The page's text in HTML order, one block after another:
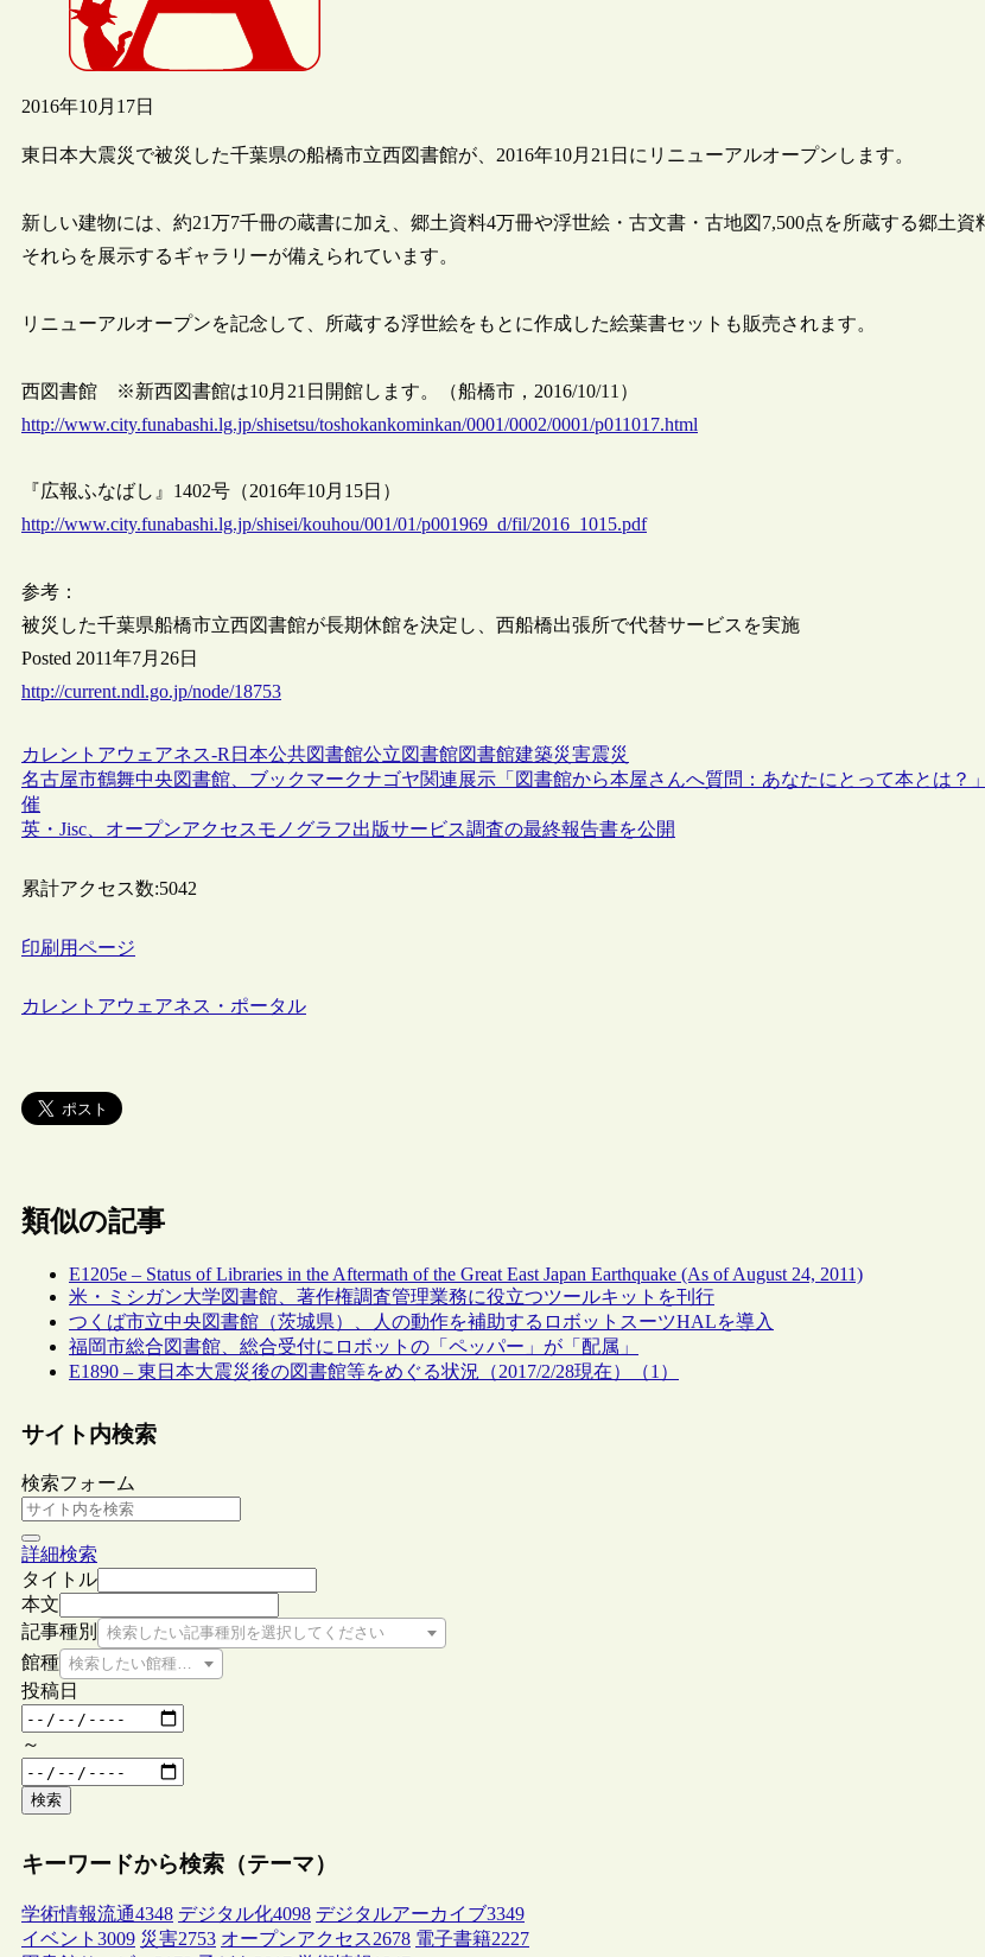
2016年10月17日
東日本大震災で被災した千葉県の船橋市立西図書館が、2016年10月21日にリニューアルオープンします。
新しい建物には、約21万7千冊の蔵書に加え、郷土資料4万冊や浮世絵・古文書・古地図7,500点を所蔵する郷土資
それらを展示するギャラリーが備えられています。
リニューアルオープンを記念して、所蔵する浮世絵をもとに作成した絵葉書セットも販売されます。
西図書館 ※新西図書館は10月21日開館します。（船橋市，2016/10/11）
http://www.city.funabashi.lg.jp/shisetsu/toshokankominkan/0001/0002/0001/p011017.html
『広報ふなばし』1402号（2016年10月15日）
http://www.city.funabashi.lg.jp/shisei/kouhou/001/01/p001969_d/fil/2016_1015.pdf
参考：
被災した千葉県船橋市立西図書館が長期休館を決定し、西船橋出張所で代替サービスを実施
Posted 2011年7月26日
http://current.ndl.go.jp/node/18753
カレントアウェアネス-R 日本公共図書館公立図書館図書館建築災害震災
名古屋市鶴舞中央図書館、ブックマークナゴヤ関連展示「図書館から本屋さんへ質問：あなたにとって本とは？
催
英・Jisc、オープンアクセスモノグラフ出版サービス調査の最終報告書を公開
累計アクセス数:5042
印刷用ページ
カレントアウェアネス・ポータル
類似の記事
E1205e – Status of Libraries in the Aftermath of the Great East Japan Earthquake (As of August 24, 2011)
米・ミシガン大学図書館、著作権調査管理業務に役立つツールキットを刊行
つくば市立中央図書館（茨城県）、人の動作を補助するロボットスーツHALを導入
福岡市総合図書館、総合受付にロボットの「ペッパー」が「配属」
E1890 – 東日本大震災後の図書館等をめぐる状況（2017/2/28現在）（1）
サイト内検索
検索フォーム
詳細検索
タイトル
本文
記事種別
検索したい記事種別を選択してください
館種 検索したい館種を選択してください
投稿日
～
検索
キーワードから検索（テーマ）
学術情報流通4348 デジタル化4098 デジタルアーカイブ3349
イベント 3009 災害2753 オープンアクセス2678 電子書籍2227